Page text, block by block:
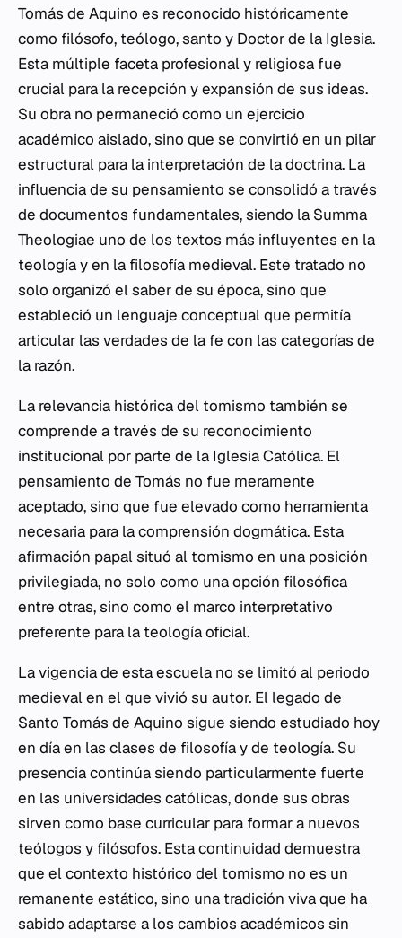
Tomás de Aquino es reconocido históricamente
como filósofo, teólogo, santo y Doctor de la Iglesia.
Esta múltiple faceta profesional y religiosa fue
crucial para la recepción y expansión de sus ideas.
Su obra no permaneció como un ejercicio
académico aislado, sino que se convirtió en un pilar
estructural para la interpretación de la doctrina. La
influencia de su pensamiento se consolidó a través
de documentos fundamentales, siendo la Summa
Theologiae uno de los textos más influyentes en la
teología y en la filosofía medieval. Este tratado no
solo organizó el saber de su época, sino que
estableció un lenguaje conceptual que permitía
articular las verdades de la fe con las categorías de
la razón.
La relevancia histórica del tomismo también se
comprende a través de su reconocimiento
institucional por parte de la Iglesia Católica. El
pensamiento de Tomás no fue meramente
aceptado, sino que fue elevado como herramienta
necesaria para la comprensión dogmática. Esta
afirmación papal situó al tomismo en una posición
privilegiada, no solo como una opción filosófica
entre otras, sino como el marco interpretativo
preferente para la teología oficial.
La vigencia de esta escuela no se limitó al periodo
medieval en el que vivió su autor. El legado de
Santo Tomás de Aquino sigue siendo estudiado hoy
en día en las clases de filosofía y de teología. Su
presencia continúa siendo particularmente fuerte
en las universidades católicas, donde sus obras
sirven como base curricular para formar a nuevos
teólogos y filósofos. Esta continuidad demuestra
que el contexto histórico del tomismo no es un
remanente estático, sino una tradición viva que ha
sabido adaptarse a los cambios académicos sin